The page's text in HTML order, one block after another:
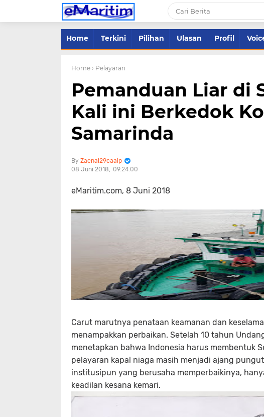
Home Terkini Pilihan Ulasan Profil
Home › Pelayaran
Pemanduan Liar di
Kali ini Berkedok
Samarinda
Zaenal29caaip
08 Juni 2018
09.24.00
eMaritim.com, 8 Juni 2018
Carut marutnya penataan keamanan dan
menampakkan perbaikan. Setelah 10 tahun
menetapkan bahwa Indonesia harus membentuk
pelayaran kapal niaga masih menjadi ajang
institusipun yang berusaha memperbaikinya,
keadilan kesana kemari.